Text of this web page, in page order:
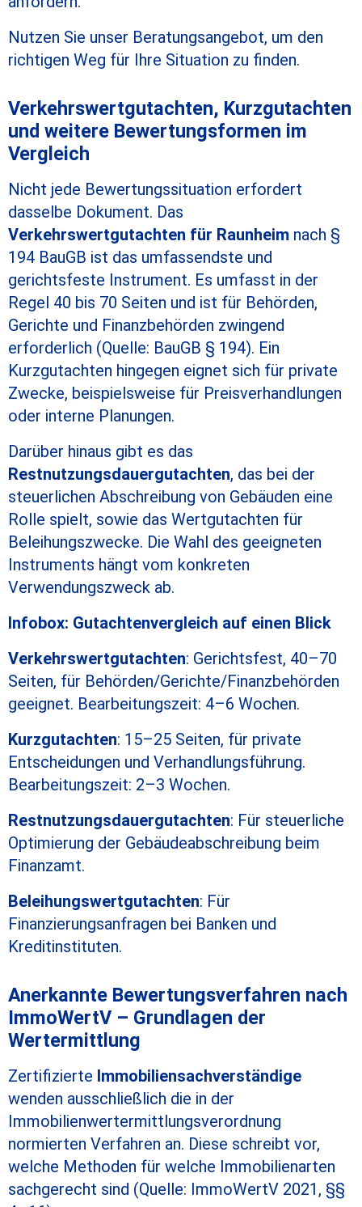
Nutzen Sie unser Beratungsangebot, um den
richtigen Weg für Ihre Situation zu finden.
Verkehrswertgutachten, Kurzgutachten
und weitere Bewertungsformen im
Vergleich
Nicht jede Bewertungssituation erfordert
dasselbe Dokument. Das
Verkehrswertgutachten für Raunheim nach §
194 BauGB ist das umfassendste und
gerichtsfeste Instrument. Es umfasst in der
Regel 40 bis 70 Seiten und ist für Behörden,
Gerichte und Finanzbehörden zwingend
erforderlich (Quelle: BauGB § 194). Ein
Kurzgutachten hingegen eignet sich für private
Zwecke, beispielsweise für Preisverhandlungen
oder interne Planungen.
Darüber hinaus gibt es das
Restnutzungsdauergutachten, das bei der
steuerlichen Abschreibung von Gebäuden eine
Rolle spielt, sowie das Wertgutachten für
Beleihungszwecke. Die Wahl des geeigneten
Instruments hängt vom konkreten
Verwendungszweck ab.
Infobox: Gutachtenvergleich auf einen Blick
Verkehrswertgutachten: Gerichtsfest, 40–70
Seiten, für Behörden/Gerichte/Finanzbehörden
geeignet. Bearbeitungszeit: 4–6 Wochen.
Kurzgutachten: 15–25 Seiten, für private
Entscheidungen und Verhandlungsführung.
Bearbeitungszeit: 2–3 Wochen.
Restnutzungsdauergutachten: Für steuerliche
Optimierung der Gebäudeabschreibung beim
Finanzamt.
Beleihungswertgutachten: Für
Finanzierungsanfragen bei Banken und
Kreditinstituten.
Anerkannte Bewertungsverfahren nach
ImmoWertV – Grundlagen der
Wertermittlung
Zertifizierte Immobiliensachverständige
wenden ausschließlich die in der
Immobilienwertermittlungsverordnung
normierten Verfahren an. Diese schreibt vor,
welche Methoden für welche Immobilienarten
sachgerecht sind (Quelle: ImmoWertV 2021, §§